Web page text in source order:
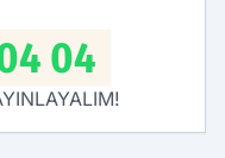
04